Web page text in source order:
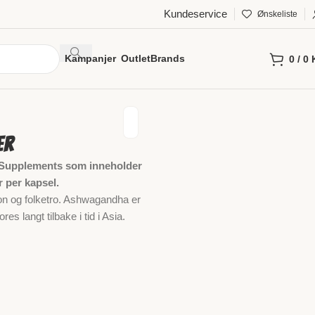
Kundeservice Ønskeliste
Kampanjer OutletBrands 0 / 0
som inneholder
per kapsel.
og folketro. Ashwagandha er
langt tilbake i tid i Asia.